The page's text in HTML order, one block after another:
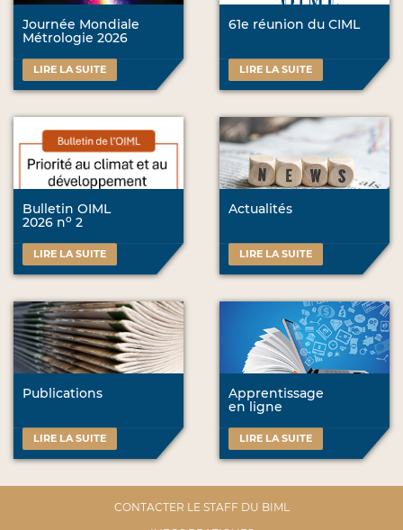
Journée Mondiale
Métrologie 2026
LIRE LA SUITE
61e réunion du CIML
LIRE LA SUITE
Bulletin OIML
2026 no 2
LIRE LA SUITE
Actualités
LIRE LA SUITE
Publications
LIRE LA SUITE
Apprentissage
en ligne
LIRE LA SUITE
CONTACTER LE STAFF DU BIML